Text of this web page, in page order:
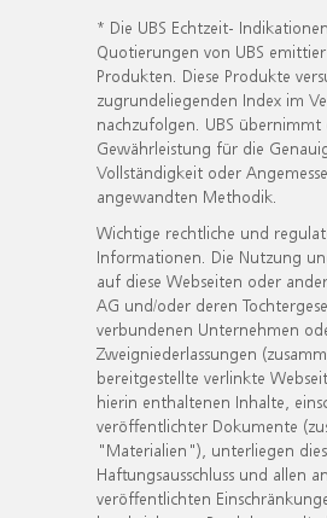
* Die UBS Echtzeit-
Quotierungen von UBS
Produkten. Diese Produkte
zugrundeliegenden Index im
nachzufolgen. UBS übernimmt
Gewährleistung für die
Vollständigkeit oder
angewandten Methodik.
Wichtige rechtliche und
Informationen. Die Nutzung
auf diese Webseiten oder
AG und/oder deren
verbundenen Unternehmen
Zweigniederlassungen
bereitgestellte verlinkte
hierin enthaltenen Inhalte,
veröffentlichter Dokumente
"Materialien"), unterliegen
Haftungsausschluss und allen
veröffentlichten